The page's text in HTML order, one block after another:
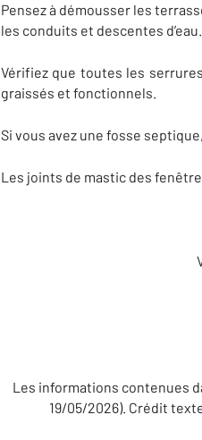
Pensez à démousser les
les conduits et descentes d’eau.
Vérifiez que toutes les
graissés et fonctionnels.
Si vous avez une fosse
Les joints de mastic des
Les informations contenues
19/05/2026). Crédit